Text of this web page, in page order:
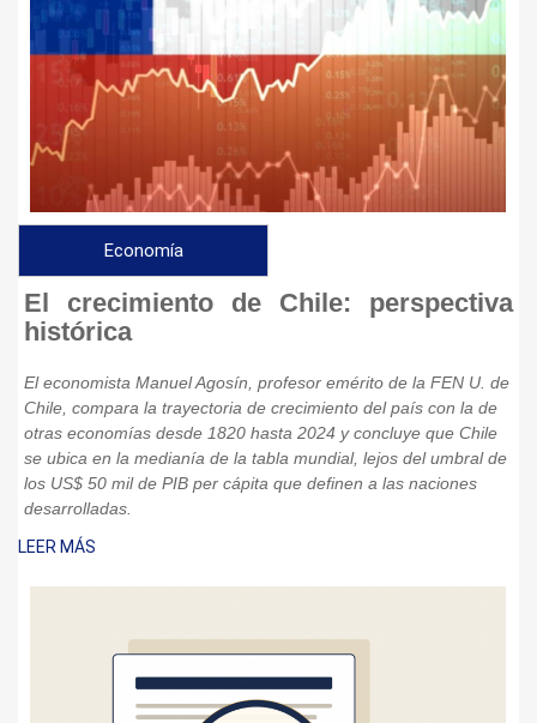
Economía
El crecimiento de Chile: perspectiva
histórica
El economista Manuel Agosín, profesor emérito de la FEN U. de
Chile, compara la trayectoria de crecimiento del país con la de
otras economías desde 1820 hasta 2024 y concluye que Chile
se ubica en la medianía de la tabla mundial, lejos del umbral de
los US$ 50 mil de PIB per cápita que definen a las naciones
desarrolladas.
LEER MÁS